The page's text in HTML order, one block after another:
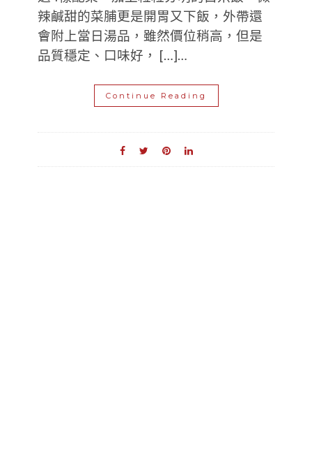
辣鹹甜的菜脯更是開胃又下飯，外帶還
會附上當日湯品，雖然價位稍高，但是
品質穩定、口味好， […]…
Continue Reading